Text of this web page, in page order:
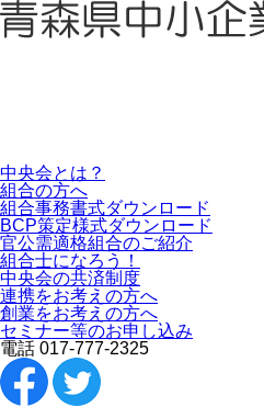
中央会とは？
組合の方へ
組合事務書式ダウンロード
BCP策定様式ダウンロード
官公需適格組合のご紹介
組合士になろう！
中央会の共済制度
連携をお考えの方へ
創業をお考えの方へ
セミナー等のお申し込み
電話 017-777-2325